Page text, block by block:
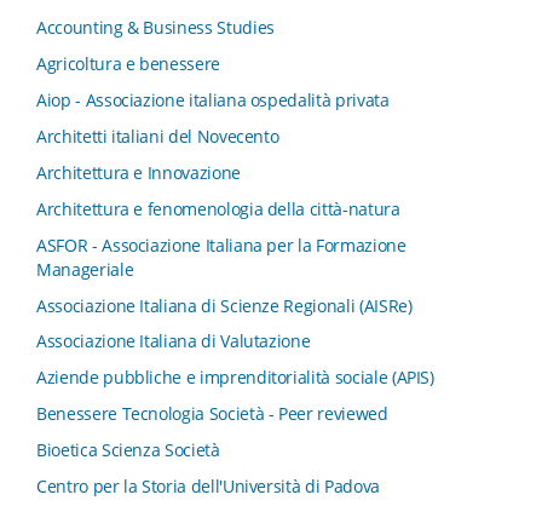
Accounting & Business Studies
Agricoltura e benessere
Aiop - Associazione italiana ospedalità privata
Architetti italiani del Novecento
Architettura e Innovazione
Architettura e fenomenologia della città-natura
ASFOR - Associazione Italiana per la Formazione
Manageriale
Associazione Italiana di Scienze Regionali (AISRe)
Associazione Italiana di Valutazione
Aziende pubbliche e imprenditorialità sociale (APIS)
Benessere Tecnologia Società - Peer reviewed
Bioetica Scienza Società
Centro per la Storia dell'Università di Padova